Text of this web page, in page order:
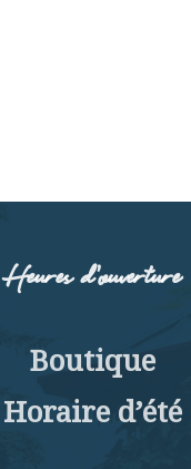
Heures d’ouverture
Boutique
Horaire d’été